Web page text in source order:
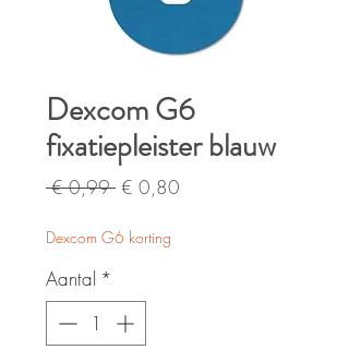
Dexcom G6
fixatiepleister blauw
€ 0,99 Normale
€ 0,80
Dexcom G6 korting
Aantal *